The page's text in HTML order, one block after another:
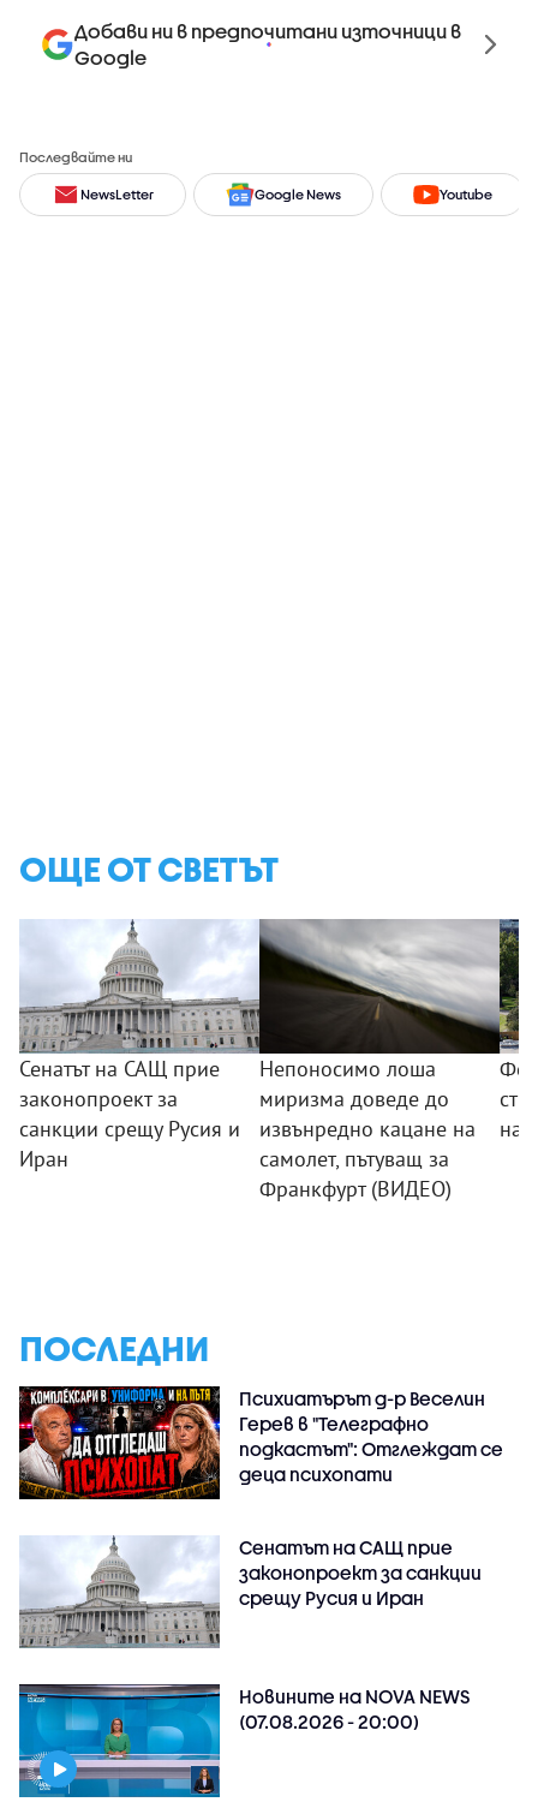
Добави ни в предпочитани източници в
Google
Последвайте ни
NewsLetter Google News Youtube
ОЩЕ ОТ СВЕТЪТ
Сенатът на САЩ прие
законопроект за
санкции срещу Русия и
Иран
Непоносимо лоша
миризма доведе до
извънредно кацане на
самолет, пътуващ за
Франкфурт (ВИДЕО)
на
ПОСЛЕДНИ
Психиатърът д-р Веселин
Герев в "Телеграфно
подкастът": Отглеждат се
деца психопати
Сенатът на САЩ прие
законопроект за санкции
срещу Русия и Иран
Новините на NOVA NEWS
(07.08.2026 - 20:00)